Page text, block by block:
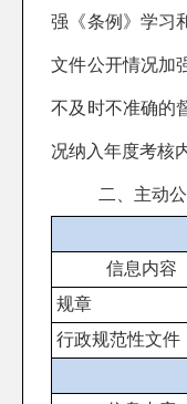
强《条例》学习
文件公开情况加
不及时不准确的
况纳入年度考核
二、主动
信息内容
规章
行政规范性文件